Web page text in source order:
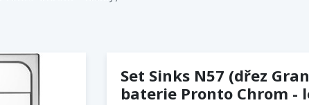
Set Sinks N57 (dřez
baterie Pronto Chrom -